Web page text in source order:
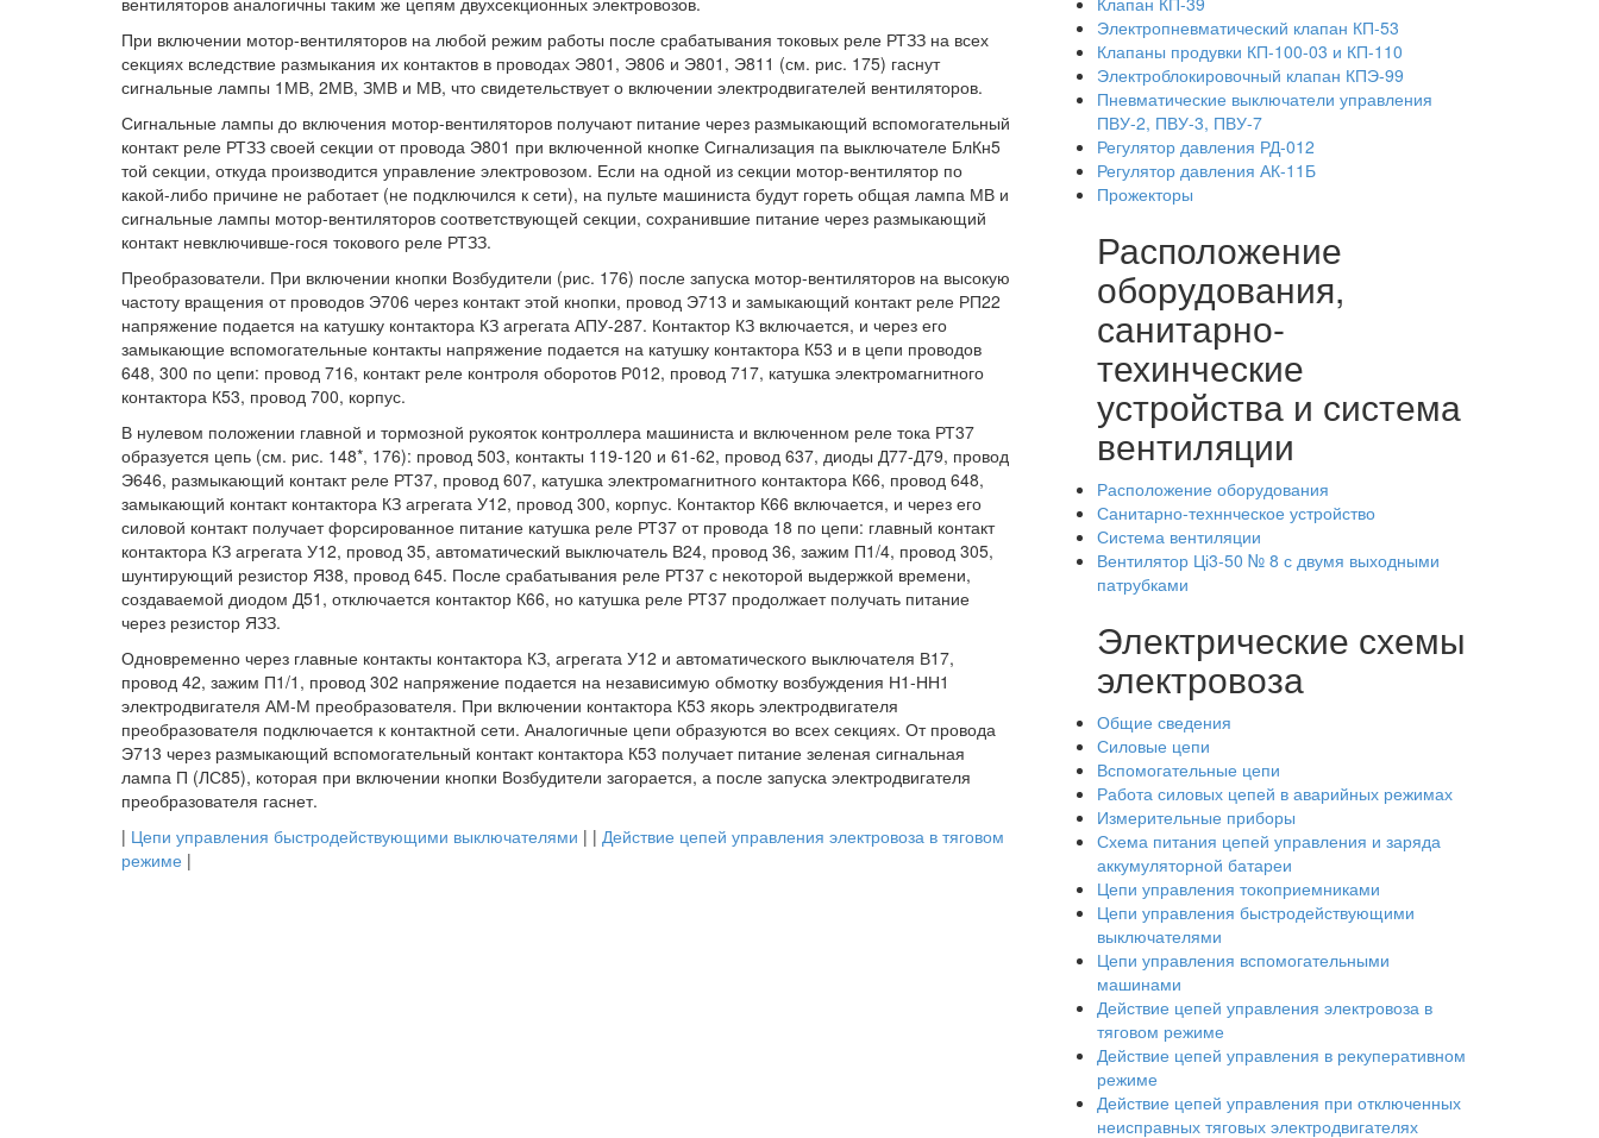
При включении мотор-вентиляторов на любой режим работы после срабатывания токовых реле РТЗЗ на всех
секциях вследствие размыкания их контактов в проводах Э801, Э806 и Э801, Э811 (см. рис. 175) гаснут
сигнальные лампы 1МВ, 2МВ, ЗМВ и МВ, что свидетельствует о включении электродвигателей вентиляторов.
Сигнальные лампы до включения мотор-вентиляторов получают питание через размыкающий вспомогательный
контакт реле РТЗЗ своей секции от провода Э801 при включенной кнопке Сигнализация па выключателе БлКн5
той секции, откуда производится управление электровозом. Если на одной из секции мотор-вентилятор по
какой-либо причине не работает (не подключился к сети), на пульте машиниста будут гореть общая лампа МВ и
сигнальные лампы мотор-вентиляторов соответствующей секции, сохранившие питание через размыкающий
контакт невключивше-гося токового реле РТЗЗ.
Преобразователи. При включении кнопки Возбудители (рис. 176) после запуска мотор-вентиляторов на высокую
частоту вращения от проводов Э706 через контакт этой кнопки, провод Э713 и замыкающий контакт реле РП22
напряжение подается на катушку контактора КЗ агрегата АПУ-287. Контактор КЗ включается, и через его
замыкающие вспомогательные контакты напряжение подается на катушку контактора К53 и в цепи проводов
648, 300 по цепи: провод 716, контакт реле контроля оборотов Р012, провод 717, катушка электромагнитного
контактора К53, провод 700, корпус.
В нулевом положении главной и тормозной рукояток контроллера машиниста и включенном реле тока РТ37
образуется цепь (см. рис. 148*, 176): провод 503, контакты 119-120 и 61-62, провод 637, диоды Д77-Д79, провод
Э646, размыкающий контакт реле РТ37, провод 607, катушка электромагнитного контактора К66, провод 648,
замыкающий контакт контактора КЗ агрегата У12, провод 300, корпус. Контактор К66 включается, и через его
силовой контакт получает форсированное питание катушка реле РТ37 от провода 18 по цепи: главный контакт
контактора КЗ агрегата У12, провод 35, автоматический выключатель В24, провод 36, зажим П1/4, провод 305,
шунтирующий резистор Я38, провод 645. После срабатывания реле РТ37 с некоторой выдержкой времени,
создаваемой диодом Д51, отключается контактор К66, но катушка реле РТ37 продолжает получать питание
через резистор ЯЗЗ.
Одновременно через главные контакты контактора КЗ, агрегата У12 и автоматического выключателя В17,
провод 42, зажим П1/1, провод 302 напряжение подается на независимую обмотку возбуждения Н1-НН1
электродвигателя АМ-М преобразователя. При включении контактора К53 якорь электродвигателя
преобразователя подключается к контактной сети. Аналогичные цепи образуются во всех секциях. От провода
Э713 через размыкающий вспомогательный контакт контактора К53 получает питание зеленая сигнальная
лампа П (ЛС85), которая при включении кнопки Возбудители загорается, а после запуска электродвигателя
преобразователя гаснет.
| Цепи управления быстродействующими выключателями | | Действие цепей управления электровоза в тяговом
режиме |
Электропневматический клапан КП-53
Клапаны продувки КП-100-03 и КП-110
Электроблокировочный клапан КПЭ-99
Пневматические выключатели управления
ПВУ-2, ПВУ-3, ПВУ-7
Регулятор давления РД-012
Регулятор давления АК-11Б
Прожекторы
Расположение
оборудования,
санитарно-
техинческие
устройства и система
вентиляции
Расположение оборудования
Санитарно-техннческое устройство
Система вентиляции
Вентилятор Ці3-50 № 8 с двумя выходными
патрубками
Электрические схемы
электровоза
Общие сведения
Силовые цепи
Вспомогательные цепи
Работа силовых цепей в аварийных режимах
Измерительные приборы
Схема питания цепей управления и заряда
аккумуляторной батареи
Цепи управления токоприемниками
Цепи управления быстродействующими
выключателями
Цепи управления вспомогательными
машинами
Действие цепей управления электровоза в
тяговом режиме
Действие цепей управления в рекуперативном
режиме
Действие цепей управления при отключенных
неисправных тяговых электродвигателях